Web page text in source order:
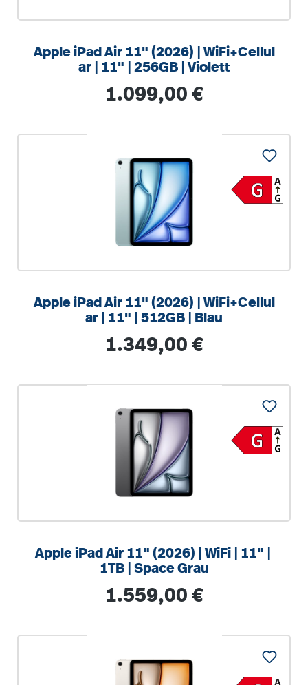
Apple iPad Air 11" (2026) | WiFi+Cellul
ar | 11" | 256GB | Violett
Regulärer Preis:
1.099,00 €
Apple iPad Air 11" (2026) | WiFi+Cellul
ar | 11" | 512GB | Blau
Regulärer Preis:
1.349,00 €
Apple iPad Air 11" (2026) | WiFi | 11" |
1TB | Space Grau
Regulärer Preis:
1.559,00 €